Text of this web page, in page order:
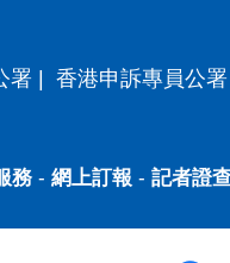
署 | 香港申訴專員公署
務- 網上訂報 - 記者證